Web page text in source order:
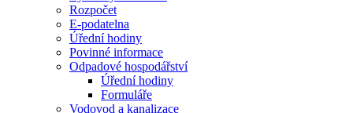
Rozpočet
E-podatelna
Úřední hodiny
Povinné informace
Odpadové hospodářství
Úřední hodiny
Formuláře
Vodovod a kanalizace